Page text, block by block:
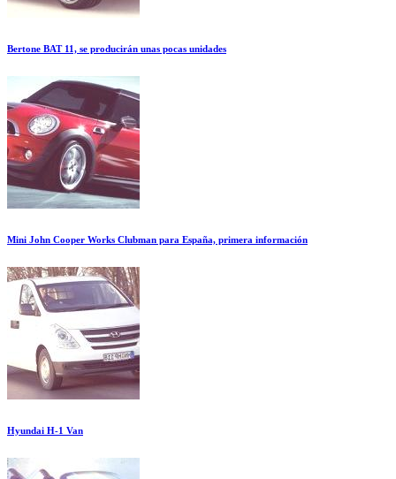
Bertone BAT 11, se producirán unas pocas unidades
Mini John Cooper Works Clubman para España, primera información
Hyundai H-1 Van